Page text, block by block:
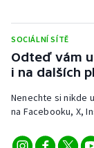
SOCIÁLNÍ SÍTĚ
Odteď vám
i na dalších
Nenechte si nikde
na Facebooku, X,